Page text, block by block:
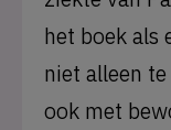
het boek als
niet alleen
ook met